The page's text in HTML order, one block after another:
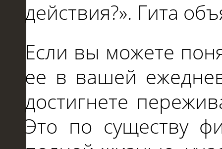
действия?». Гита
Если вы можете
ее в вашей
достигнете
Это по существу